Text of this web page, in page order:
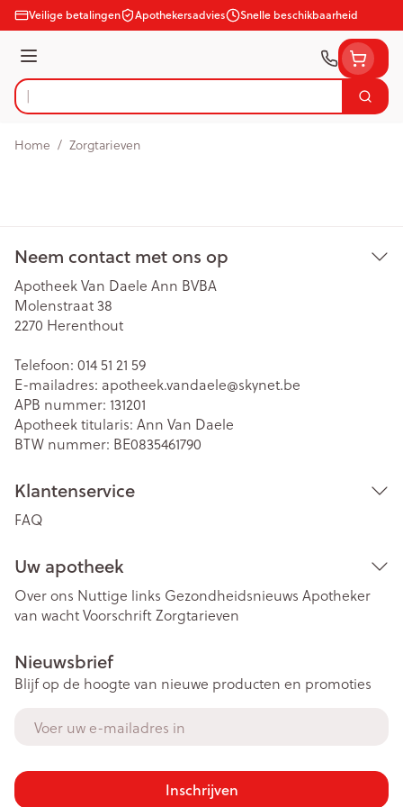
Ga naar de inhoud
Veilige betalingen Apothekersadvies Snelle beschikbaarheid
Menu
Product, merk, categorie...
Zoek
Home / Zorgtarieven
Neem contact met ons op
Apotheek Van Daele Ann BVBA
Molenstraat 38
2270 Herenthout
Telefoon: 014 51 21 59
E-mailadres: apotheek.vandaele@skynet.be
APB nummer: 131201
Apotheek titularis: Ann Van Daele
BTW nummer: BE0835461790
Klantenservice
FAQ
Uw apotheek
Over ons Nuttige links Gezondheidsnieuws Apotheker
van wachtVoorschriftZorgtarieven
Nieuwsbrief
Blijf op de hoogte van nieuwe producten en promoties
Inschrijven